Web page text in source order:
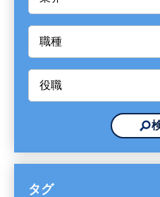
タグ